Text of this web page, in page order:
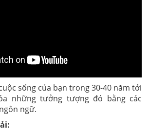
sống của bạn trong 30-40 năm tới
những tưởng tượng đó bằng các
ngữ.